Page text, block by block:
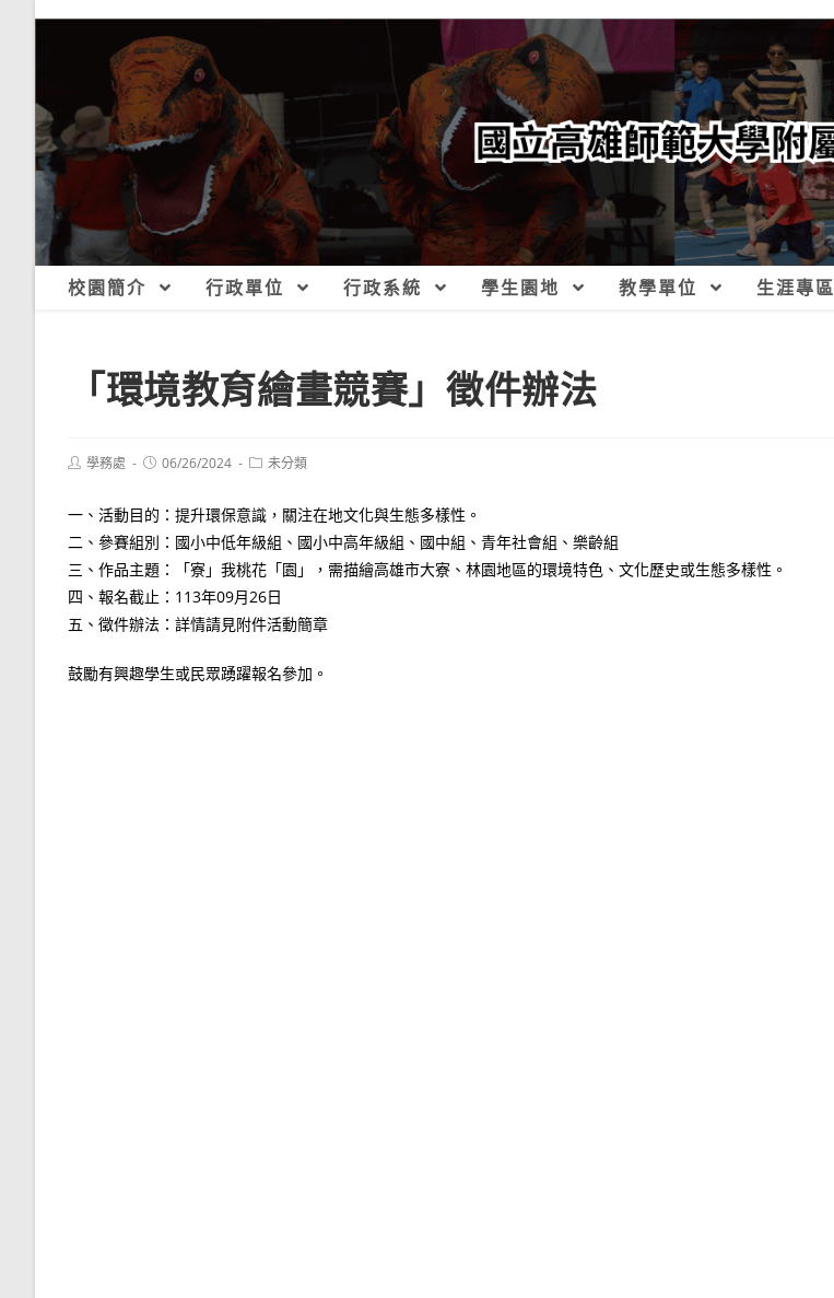
校園簡介 行政單位 行政系統 學生園地 教學單位 生涯專區
「環境教育繪畫競賽」徵件辦法
Post學務處
Post06/26/2024
Post未分類
一、活動目的：提升環保意識，關注在地文化與生態多樣性。
二、參賽組別：國小中低年級組、國小中高年級組、國中組、青年社會組、樂齡組
三、作品主題：「寮」我桃花「園」，需描繪高雄市大寮、林園地區的環境特色、文化歷史或生態多樣性。
四、報名截止：113年09月26日
五、徵件辦法：詳情請見附件活動簡章
鼓勵有興趣學生或民眾踴躍報名參加。